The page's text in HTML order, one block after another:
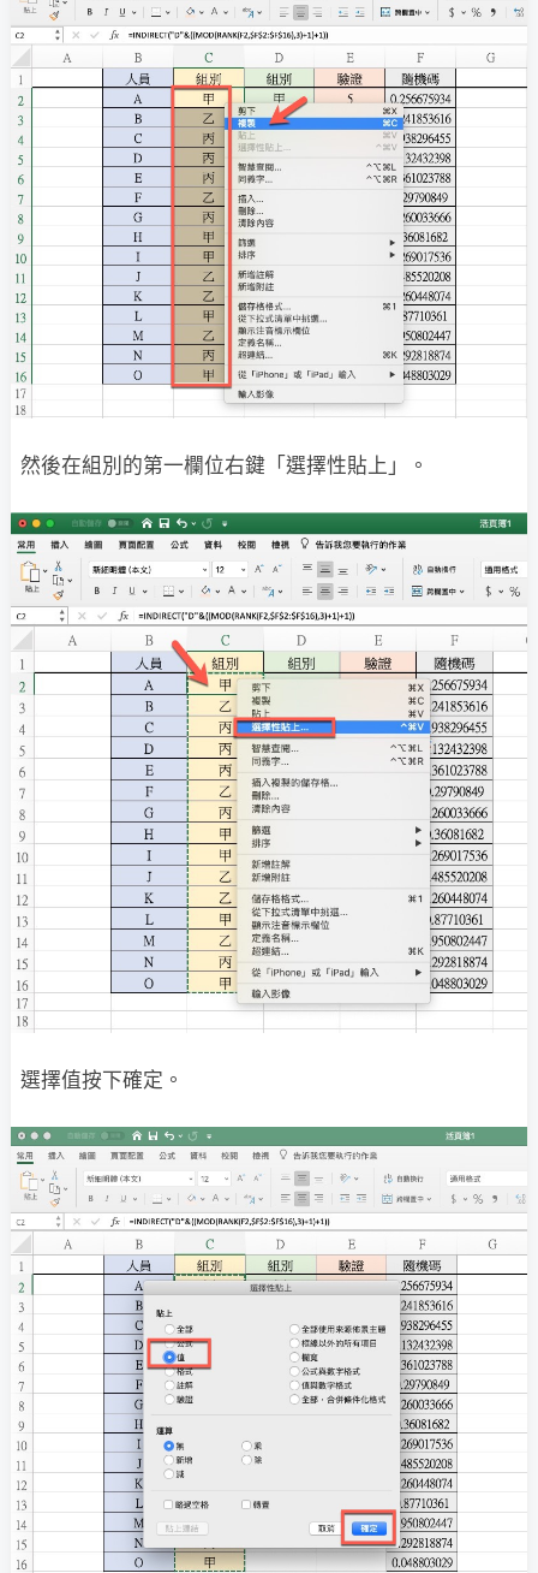
然後在組別的第一欄位右鍵「選擇性貼上」。
選擇值按下確定。